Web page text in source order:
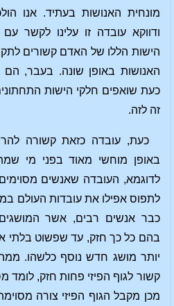
מונחית האנושות בעתיד. אנו
ודווקא עובדה זו עלינו לקשר
הישות הללו של האדם קשורים
האנושות באופן שונה. בעבר, הם
כעת שואפים חלקי הישות
זה לזה.
כעת, עובדה כזאת קשורה
באופן מוחשי מאוד בפני מי
לדוגמא, העובדה שאנשים
לתפוס אפילו את עובדות העולם
כבר אנשים רבים, אשר
בהם כל כך חזק, עד שפשוט בלתי
יותר מושג חדש נוסף כלשהו.
קשור לגוף הפיזי פחות חזק, לומד
מכן מקבל הגוף הפיזי צורה